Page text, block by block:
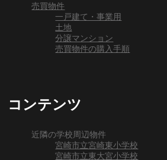
売買物件
一戸建て・事業用
土地
分譲マンション
売買物件の購入手順
コンテンツ
近隣の学校周辺物件
宮崎市立宮崎東小学校
宮崎市立東大宮小学校